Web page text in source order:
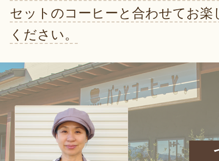
セットのコーヒーと合わせてお楽
ください。